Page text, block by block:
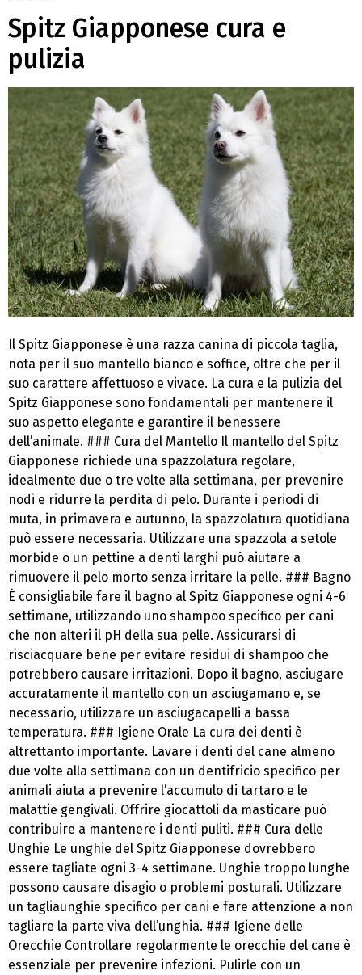
Spitz Giapponese cura e
pulizia
Il Spitz Giapponese è una razza canina di piccola taglia,
nota per il suo mantello bianco e soffice, oltre che per il
suo carattere affettuoso e vivace. La cura e la pulizia del
Spitz Giapponese sono fondamentali per mantenere il
suo aspetto elegante e garantire il benessere
dell’animale. ### Cura del Mantello Il mantello del Spitz
Giapponese richiede una spazzolatura regolare,
idealmente due o tre volte alla settimana, per prevenire
nodi e ridurre la perdita di pelo. Durante i periodi di
muta, in primavera e autunno, la spazzolatura quotidiana
può essere necessaria. Utilizzare una spazzola a setole
morbide o un pettine a denti larghi può aiutare a
rimuovere il pelo morto senza irritare la pelle. ### Bagno
È consigliabile fare il bagno al Spitz Giapponese ogni 4-6
settimane, utilizzando uno shampoo specifico per cani
che non alteri il pH della sua pelle. Assicurarsi di
risciacquare bene per evitare residui di shampoo che
potrebbero causare irritazioni. Dopo il bagno, asciugare
accuratamente il mantello con un asciugamano e, se
necessario, utilizzare un asciugacapelli a bassa
temperatura. ### Igiene Orale La cura dei denti è
altrettanto importante. Lavare i denti del cane almeno
due volte alla settimana con un dentifricio specifico per
animali aiuta a prevenire l’accumulo di tartaro e le
malattie gengivali. Offrire giocattoli da masticare può
contribuire a mantenere i denti puliti. ### Cura delle
Unghie Le unghie del Spitz Giapponese dovrebbero
essere tagliate ogni 3-4 settimane. Unghie troppo lunghe
possono causare disagio o problemi posturali. Utilizzare
un tagliaunghie specifico per cani e fare attenzione a non
tagliare la parte viva dell’unghia. ### Igiene delle
Orecchie Controllare regolarmente le orecchie del cane è
essenziale per prevenire infezioni. Pulirle con un